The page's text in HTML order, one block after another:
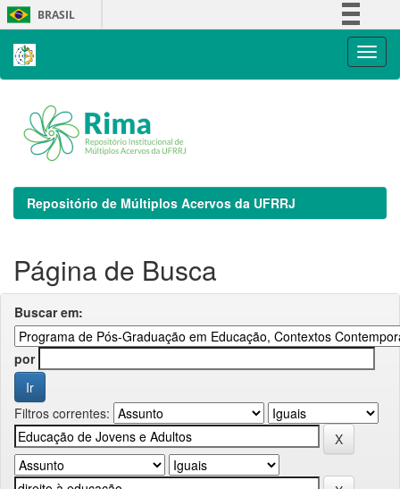
Skip
navigation
BRASIL
Repositório de Múltiplos Acervos da UFRRJ
Página de Busca
Buscar em:
por
Filtros correntes: